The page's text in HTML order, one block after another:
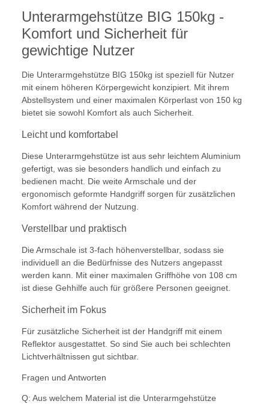
Unterarmgehstütze BIG 150kg -
Komfort und Sicherheit für
gewichtige Nutzer
Die Unterarmgehstütze BIG 150kg ist speziell für Nutzer
mit einem höheren Körpergewicht konzipiert. Mit ihrem
Abstellsystem und einer maximalen Körperlast von 150 kg
bietet sie sowohl Komfort als auch Sicherheit.
Leicht und komfortabel
Diese Unterarmgehstütze ist aus sehr leichtem Aluminium
gefertigt, was sie besonders handlich und einfach zu
bedienen macht. Die weite Armschale und der
ergonomisch geformte Handgriff sorgen für zusätzlichen
Komfort während der Nutzung.
Verstellbar und praktisch
Die Armschale ist 3-fach höhenverstellbar, sodass sie
individuell an die Bedürfnisse des Nutzers angepasst
werden kann. Mit einer maximalen Griffhöhe von 108 cm
ist diese Gehhilfe auch für größere Personen geeignet.
Sicherheit im Fokus
Für zusätzliche Sicherheit ist der Handgriff mit einem
Reflektor ausgestattet. So sind Sie auch bei schlechten
Lichtverhältnissen gut sichtbar.
Fragen und Antworten
Q: Aus welchem Material ist die Unterarmgehstütze